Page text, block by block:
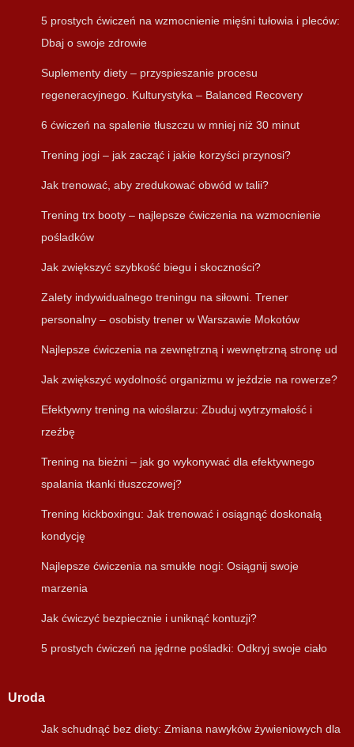
5 prostych ćwiczeń na wzmocnienie mięśni tułowia i pleców:
Dbaj o swoje zdrowie
Suplementy diety – przyspieszanie procesu
regeneracyjnego. Kulturystyka – Balanced Recovery
6 ćwiczeń na spalenie tłuszczu w mniej niż 30 minut
Trening jogi – jak zacząć i jakie korzyści przynosi?
Jak trenować, aby zredukować obwód w talii?
Trening trx booty – najlepsze ćwiczenia na wzmocnienie
pośladków
Jak zwiększyć szybkość biegu i skoczności?
Zalety indywidualnego treningu na siłowni. Trener
personalny – osobisty trener w Warszawie Mokotów
Najlepsze ćwiczenia na zewnętrzną i wewnętrzną stronę ud
Jak zwiększyć wydolność organizmu w jeździe na rowerze?
Efektywny trening na wioślarzu: Zbuduj wytrzymałość i
rzeźbę
Trening na bieżni – jak go wykonywać dla efektywnego
spalania tkanki tłuszczowej?
Trening kickboxingu: Jak trenować i osiągnąć doskonałą
kondycję
Najlepsze ćwiczenia na smukłe nogi: Osiągnij swoje
marzenia
Jak ćwiczyć bezpiecznie i uniknąć kontuzji?
5 prostych ćwiczeń na jędrne pośladki: Odkryj swoje ciało
Uroda
Jak schudnąć bez diety: Zmiana nawyków żywieniowych dla